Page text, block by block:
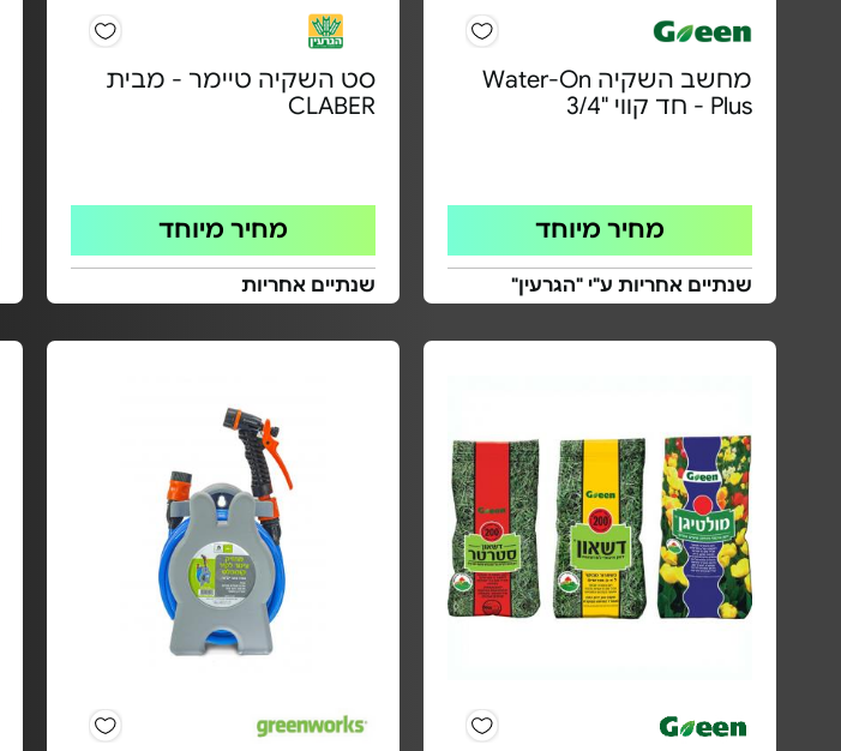
מחשב השקיה Water-On
Plus - חד קווי "3/4
מחיר מיוחד
שנתיים אחריות ע"י "הגרעין"
סט השקיה טיימר - מבית
CLABER
מחיר מיוחד
שנתיים אחריות